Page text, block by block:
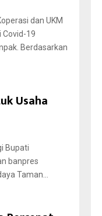
dan UKM
Covid-19
Berdasarkan
Usaha
Bupati
banpres
Taman...